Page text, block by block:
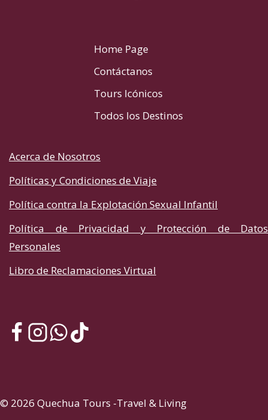
Home Page
Contáctanos
Tours Icónicos
Todos los Destinos
Acerca de Nosotros
Políticas y Condiciones de Viaje
Política contra la Explotación Sexual Infantil
Política de Privacidad y Protección de Datos
Personales
Libro de Reclamaciones Virtual
© 2026 Quechua Tours -Travel & Living